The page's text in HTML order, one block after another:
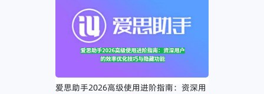
爱思助手2026高级使用进阶指南：资深用